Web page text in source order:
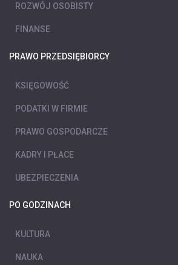
ROZWÓJ OSOBISTY
FINANSE
PRAWO PRZEDSIĘBIORCY
KSIĘGOWOŚĆ
PODATKI W FIRMIE
PRAWO GOSPODARCZE
KADRY I PŁACE
UBEZPIECZENIA
PO GODZINACH
KULTURA
NAUKA